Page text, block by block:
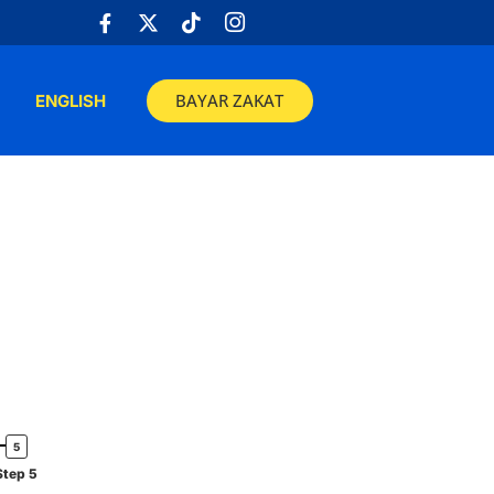
ENGLISH BAYAR ZAKAT
5